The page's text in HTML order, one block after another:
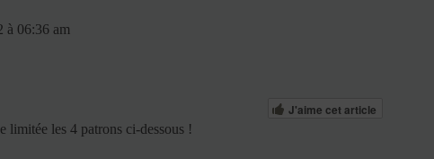
à 06:36 am
J'aime cet article
limitée les 4 patrons ci-dessous !